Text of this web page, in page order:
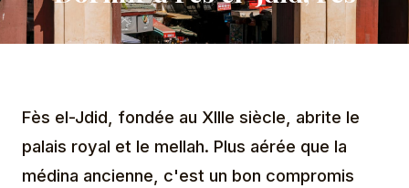
Fès el-Jdid, fondée au XIIIe siècle, abrite le
palais royal et le mellah. Plus aérée que la
médina ancienne, c'est un bon compromis